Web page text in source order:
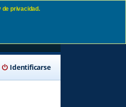
Identificarse
de privacidad.